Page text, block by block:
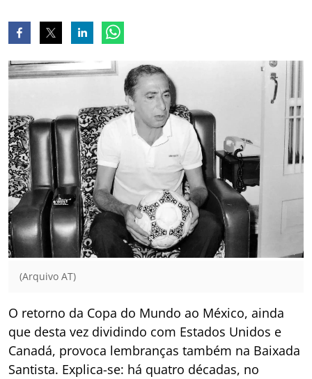
(Arquivo AT)
O retorno da Copa do Mundo ao México, ainda
que desta vez dividindo com Estados Unidos e
Canadá, provoca lembranças também na Baixada
Santista. Explica-se: há quatro décadas, no